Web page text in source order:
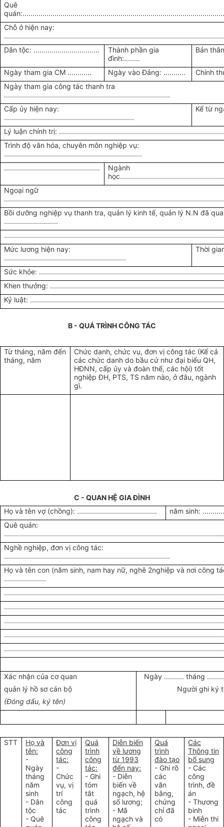
Quê
Chỗ ở hiện nay:
Dân tộc: .................................
Thành phần gia
đình:........
Bản
Ngày tham gia CM ............ Ngày vào Đảng: ...........
Chính
Ngày tham gia công tác thanh tra
...................................................................................
Cấp ủy hiện nay:
.................................................................
Kể từ
Lý luận chính trị:
Trình độ văn hóa, chuyên môn nghiệp vụ:
.....................................................................
................................................
Ngành
Ngoại ngữ
Bồi dưỡng nghiệp vụ thanh tra, quản lý kinh tế, quản lý N.N đã qua
...........................
Mức lương hiện nay:
.............................................................
Thời
Sức khỏe:
Khen thưởng:
Kỷ luật:
B - QUÁ TRÌNH CÔNG TÁC
Từ tháng, năm đến
tháng, năm
Chức danh, chức vụ, đơn vị công tác (Kể cả
các chức danh do bầu cử như đại biểu QH,
HĐNN, cấp ủy và đoàn thể, các hội) tốt
nghiệp ĐH, PTS, TS năm nào, ở đâu, ngành
gì.
C - QUAN HỆ GIA ĐÌNH
Họ và tên vợ (chồng): ........................................
năm sinh:
Quê quán:
Nghề nghiệp, đơn vị công tác:
...................................................................................
Họ và tên con (năm sinh, nam hay nữ, nghê 2nghiệp và nơi công
.....................
Xác nhận của cơ quan
quản lý hồ sơ cán bộ
(Đóng dấu, ký tên)
Ngày .......... tháng
Người ghi ký
STT
Họ và
tên:
-
Ngày
tháng
năm
sinh
- Dân
tộc
- Quê
Đơn vị
công
tác:
-
Chức
vụ, vị
trí
công
tác
Quá
trình
công
tác:
- Ghi
tóm
tắt
quá
trình
công
Diễn biến
về lương
từ 1993
đến nay:
- Diễn
biến về
ngạch, hệ
số lương;
- Mã
ngạch và
Quá
trình
đào tạo
- Ghi rõ
các
văn
bằng,
chứng
chỉ đã
có
Các
Thông tin
bổ sung
- Các
công
trình, đề
án
- Thương
binh
- Miễn thi